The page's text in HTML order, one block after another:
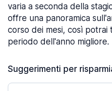
varia a seconda della
offre una panoramica
corso dei mesi, così potrai
periodo dell'anno migliore.
Suggerimenti per